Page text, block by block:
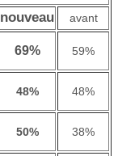
nouveau avant
69% 59%
48% 48%
50% 38%